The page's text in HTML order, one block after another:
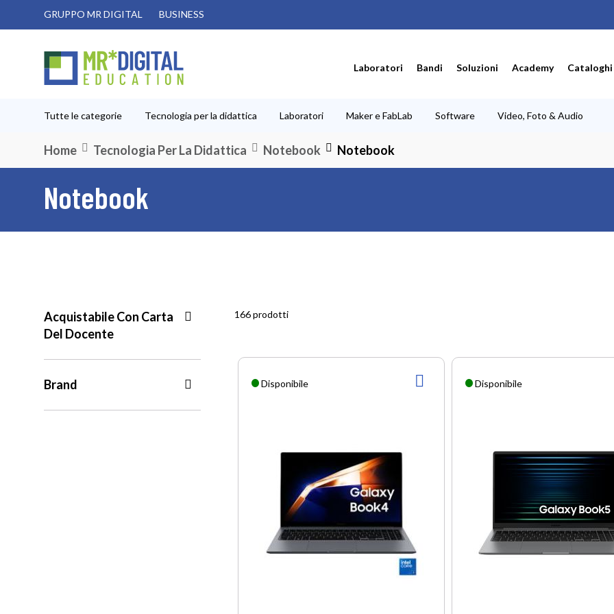
Salta
GRUPPO MR DIGITAL BUSINESS
Laboratori Bandi Soluzioni Academy Cataloghi
Tutte le categorie Tecnologia per la didattica Laboratori Maker e FabLab Software Video, Foto & Audio
Home Tecnologia Per La Didattica Notebook Notebook
Notebook
166 prodotti
Disponibile AGGIUNGIDisponibile
Acquistabile Con Carta
Del Docente
Brand